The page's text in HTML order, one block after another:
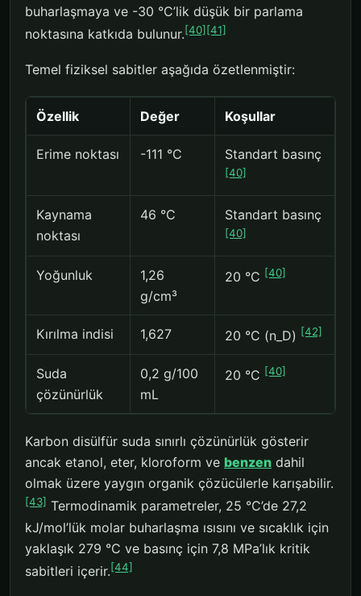
buharlaşmaya ve -30 °C’lik düşük bir parlama
noktasına katkıda bulunur.[40] [41]
Temel fiziksel sabitler aşağıda özetlenmiştir:
Özellik Değer Koşullar
Erime noktası -111 °C Standart basınç
[40]
Kaynama
noktası
46 °C Standart basınç
[40]
Yoğunluk
1,26
g/cm³
20 °C [40]
Kırılma indisi 1,627 20 °C (n_D) [42]
Suda
çözünürlük
0,2 g/100
mL
20 °C [40]
Karbon disülfür suda sınırlı çözünürlük gösterir
ancak etanol, eter, kloroform ve benzen dahil
olmak üzere yaygın organik çözücülerle karışabilir.
[43] Termodinamik parametreler, 25 °C’de 27,2
kJ/mol’lük molar buharlaşma ısısını ve sıcaklık için
yaklaşık 279 °C ve basınç için 7,8 MPa’lık kritik
sabitleri içerir.[44]